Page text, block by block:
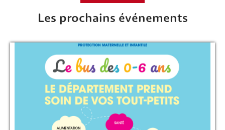
Les prochains événements